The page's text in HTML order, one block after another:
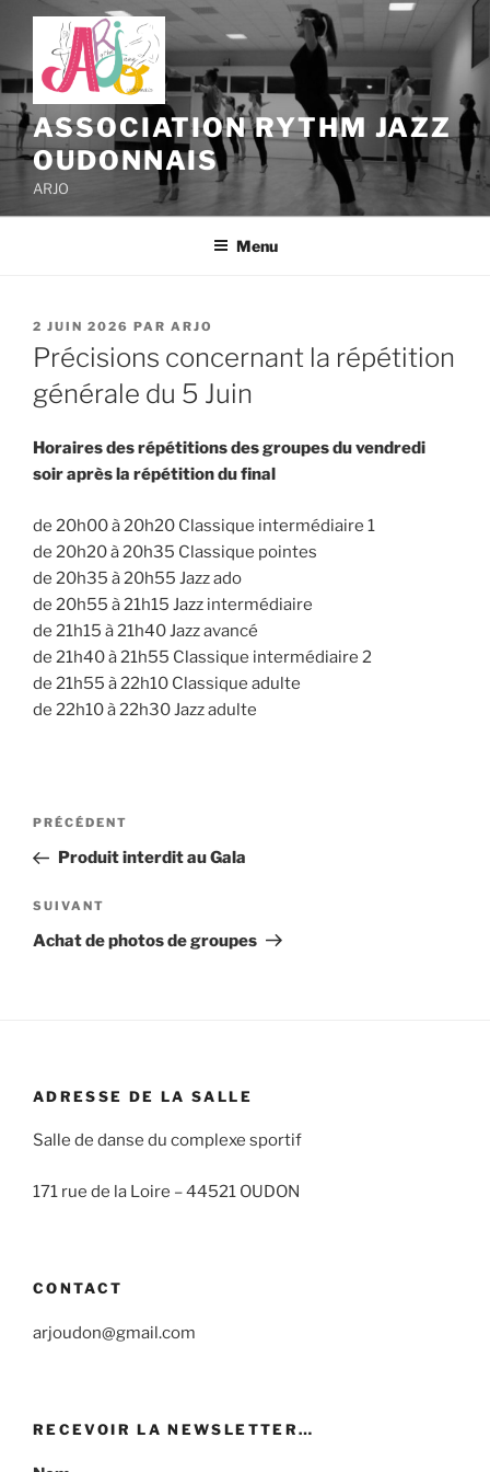
Aller
contenu
principal
ASSOCIATION RYTHM JAZZ
OUDONNAIS
ARJO
Menu
PUBLIÉ
LE
2 JUIN 2026 PAR ARJO
Précisions concernant la répétition
générale du 5 Juin
Horaires des répétitions des groupes du vendredi
soir après la répétition du final
de 20h00 à 20h20 Classique intermédiaire 1
de 20h20 à 20h35 Classique pointes
de 20h35 à 20h55 Jazz ado
de 20h55 à 21h15 Jazz intermédiaire
de 21h15 à 21h40 Jazz avancé
de 21h40 à 21h55 Classique intermédiaire 2
de 21h55 à 22h10 Classique adulte
de 22h10 à 22h30 Jazz adulte
Navigation
l’article
Article
précédent
PRÉCÉDENT
Produit interdit au Gala
Article
suivant
SUIVANT
Achat de photos de groupes
ADRESSE DE LA SALLE
Salle de danse du complexe sportif
171 rue de la Loire –44521 OUDON
CONTACT
arjoudon@gmail.com
RECEVOIR LA NEWSLETTER…